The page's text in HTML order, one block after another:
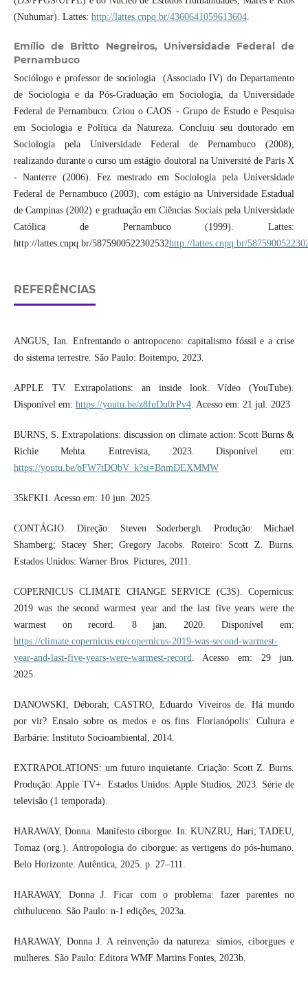
(Nuhumar). Lattes: http://lattes.cnpq.br/4360641059613604.
Emílio de Britto Negreiros, Universidade Federal de
Pernambuco
Sociólogo e professor de sociologia (Associado IV) do Departamento
de Sociologia e da Pós-Graduação em Sociologia, da Universidade
Federal de Pernambuco. Criou o CAOS - Grupo de Estudo e Pesquisa
em Sociologia e Política da Natureza. Concluiu seu doutorado em
Sociologia pela Universidade Federal de Pernambuco (2008),
realizando durante o curso um estágio doutoral na Université de Paris X
- Nanterre (2006). Fez mestrado em Sociologia pela Universidade
Federal de Pernambuco (2003), com estágio na Universidade Estadual
de Campinas (2002) e graduação em Ciências Sociais pela Universidade
Católica de Pernambuco (1999). Lattes:
http://lattes.cnpq.br/5875900522302532http://lattes.cnpq.br/
REFERÊNCIAS
ANGUS, Ian. Enfrentando o antropoceno: capitalismo fóssil e a crise
do sistema terrestre. São Paulo: Boitempo, 2023.
APPLE TV. Extrapolations: an inside look. Vídeo (YouTube).
Disponível em: https://youtu.be/z8fuDu0rPv4. Acesso em: 21 jul. 2023
BURNS, S. Extrapolations: discussion on climate action: Scott Burns &
Richie Mehta. Entrevista, 2023. Disponível em:
https://youtu.be/bFW7tDQbV_k?si=BnmDEXMMW
35kFKI1. Acesso em: 10 jun. 2025.
CONTÁGIO. Direção: Steven Soderbergh. Produção: Michael
Shamberg; Stacey Sher; Gregory Jacobs. Roteiro: Scott Z. Burns.
Estados Unidos: Warner Bros. Pictures, 2011.
COPERNICUS CLIMATE CHANGE SERVICE (C3S). Copernicus:
2019 was the second warmest year and the last five years were the
warmest on record. 8 jan. 2020. Disponível em:
https://climate.copernicus.eu/copernicus-2019-was-second-warmest-
year-and-last-five-years-were-warmest-record
. Acesso em: 29 jun.
2025.
DANOWSKI, Déborah; CASTRO, Eduardo Viveiros de. Há mundo
por vir? Ensaio sobre os medos e os fins. Florianópolis: Cultura e
Barbárie: Instituto Socioambiental, 2014.
EXTRAPOLATIONS: um futuro inquietante. Criação: Scott Z. Burns.
Produção: Apple TV+. Estados Unidos: Apple Studios, 2023. Série de
televisão (1 temporada).
HARAWAY, Donna. Manifesto ciborgue. In: KUNZRU, Hari; TADEU,
Tomaz (org.). Antropologia do ciborgue: as vertigens do pós-humano.
Belo Horizonte: Autêntica, 2025. p. 27–111.
HARAWAY, Donna J. Ficar com o problema: fazer parentes no
chthuluceno. São Paulo: n-1 edições, 2023a.
HARAWAY, Donna J. A reinvenção da natureza: símios, ciborgues e
mulheres. São Paulo: Editora WMF Martins Fontes, 2023b.